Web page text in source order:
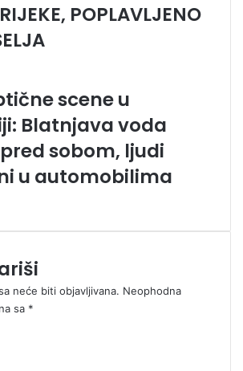
POPLAVLJENO
scene u
Blatnjava voda
sobom, ljudi
u automobilima
neće biti objavljivana. Neophodna
sa *